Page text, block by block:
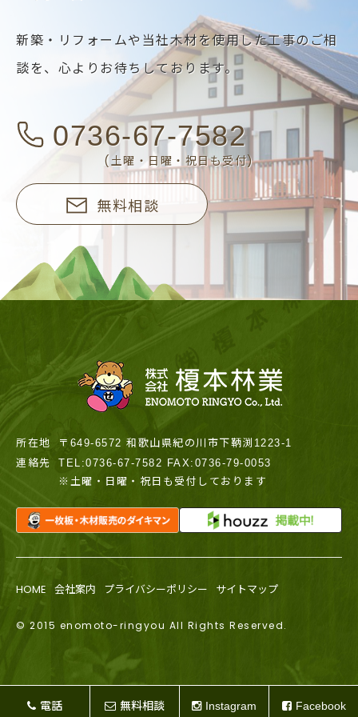
新築・リフォームや当社木材を使用した工事のご相
談を、 心よりお待ちしております。
0736-67-7582
(土曜・日曜・祝日も受付)
無料相談
所在地
〒649-6572 和歌山県紀の川市下鞆渕1223-1
連絡先
TEL:0736-67-7582 FAX:0736-79-0053
※土曜・日曜・祝日も受付しております
HOME 会社案内 プライバシーポリシー サイトマップ
© 2015 enomoto-ringyou All Rights Reserved.
電話 無料相談 Instagram Facebook